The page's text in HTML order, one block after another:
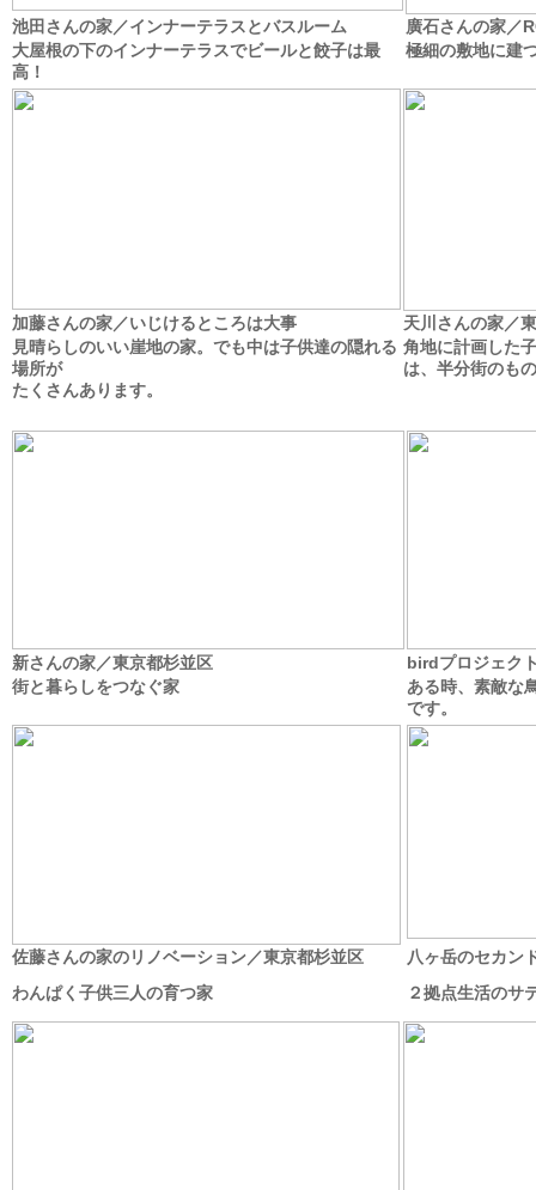
池田さんの家／インナーテラスとバスルーム
廣石さんの家／
大屋根の下のインナーテラスでビールと餃子は最
高！
極細の敷地に建
加藤さんの家／いじけるところは大事
天川さんの家／
見晴らしのいい崖地の家。でも中は子供達の隠れる
場所が
たくさんあります。
角地に計画した
は、半分街のも
新さんの家／東京都杉並区
birdプロジェク
街と暮らしをつなぐ家
ある時、素敵な
です。
佐藤さんの家のリノベーション／東京都杉並区
八ヶ岳のセカン
わんぱく子供三人の育つ家
２拠点生活のサ